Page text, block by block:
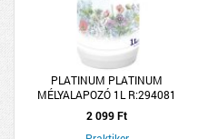
PLATINUM PLATINUM
MÉLYALAPOZÓ 1L R:294081
2 099 Ft